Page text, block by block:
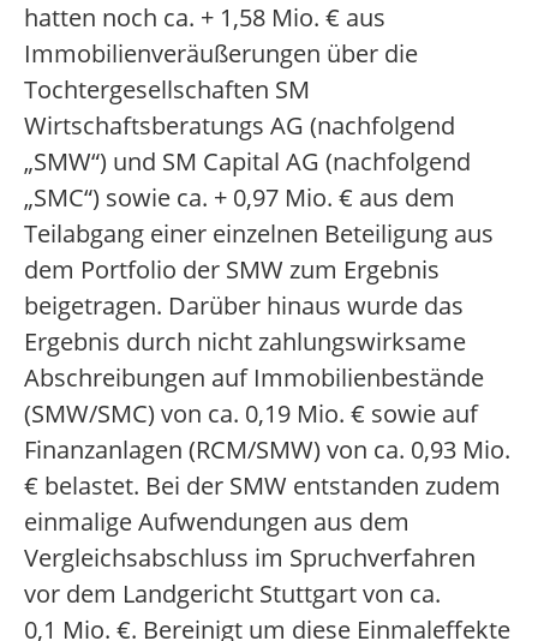
hatten noch ca. + 1,58 Mio. € aus
Immobilienveräußerungen über die
Tochtergesellschaften SM
Wirtschaftsberatungs AG (nachfolgend
„SMW“) und SM Capital AG (nachfolgend
„SMC“) sowie ca. + 0,97 Mio. € aus dem
Teilabgang einer einzelnen Beteiligung aus
dem Portfolio der SMW zum Ergebnis
beigetragen. Darüber hinaus wurde das
Ergebnis durch nicht zahlungswirksame
Abschreibungen auf Immobilienbestände
(SMW/SMC) von ca. 0,19 Mio. € sowie auf
Finanzanlagen (RCM/SMW) von ca. 0,93 Mio.
€ belastet. Bei der SMW entstanden zudem
einmalige Aufwendungen aus dem
Vergleichsabschluss im Spruchverfahren
vor dem Landgericht Stuttgart von ca.
0,1 Mio. €. Bereinigt um diese Einmaleffekte